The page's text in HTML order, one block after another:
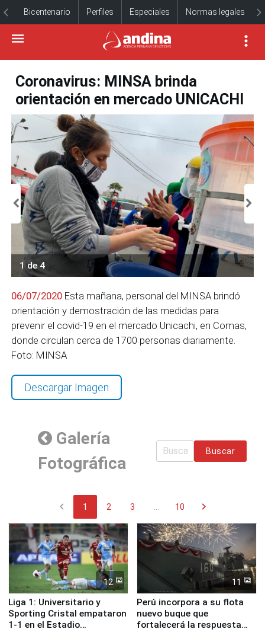
Bicentenario Perfiles Especiales Normas legales
Coronavirus: MINSA brinda
orientación en mercado UNICACHI
1 de 4
06/07/2020 Esta mañana, personal del MINSA brindó
orientación y demostración de las medidas para
prevenir el covid-19 en el mercado Unicachi, en Comas,
donde circulan cerca de 1700 personas diariamente.
Foto: MINSA
Descargar Imagen
Galería
Fotográfica
Buscar
chevron_left 1 2 3 10 chevron_right
12
Liga 1: Universitario y
Sporting Cristal empataron
1-1 en el Estadio
11
Perú incorpora a su flota
nuevo buque que
fortalecerá la respuesta